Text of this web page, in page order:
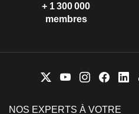
+ 1 300 000
membres
NOS EXPERTS À VOTRE